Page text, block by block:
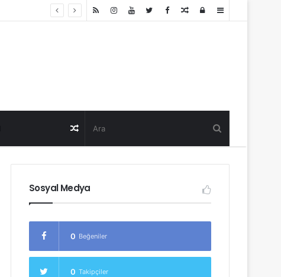
Sidebar
Log
Random
Random
Post
Sosyal Medya
0 Beğeniler
0 Takipçiler